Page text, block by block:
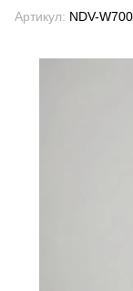
Артикул: NDV-